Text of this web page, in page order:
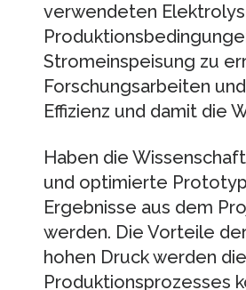
verwendeten
Stromeinspeisung zu
Forschungsarbeiten
Effizienz und damit die
Haben die
und optimierte
Ergebnisse aus dem
werden. Die Vorteile
hohen Druck werden
Produktionsprozesses